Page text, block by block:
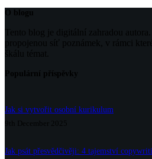
O blogu
Tento blog je digitální zahradou
propojenou síť poznámek, v rámci
škálu témat.
Populární příspěvky
Jak si vytvořit osobní kurikulum
9th December 2025
Jak psát přesvědčivěji: 4 tajemství